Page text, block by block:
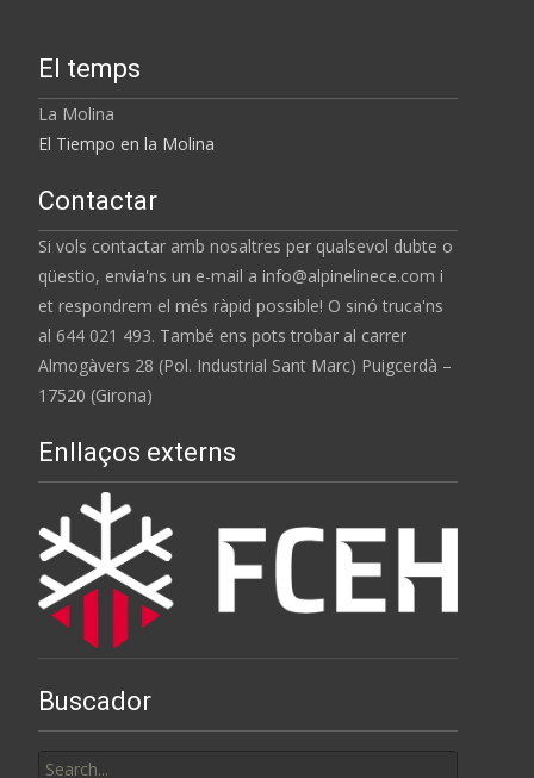
El temps
La Molina
El Tiempo en la Molina
Contactar
Si vols contactar amb nosaltres per qualsevol dubte o
qüestio, envia'ns un e-mail a info@alpinelinece.com i
et respondrem el més ràpid possible! O sinó truca'ns
al 644 021 493. També ens pots trobar al carrer
Almogàvers 28 (Pol. Industrial Sant Marc) Puigcerdà –
17520 (Girona)
Enllaços externs
Buscador